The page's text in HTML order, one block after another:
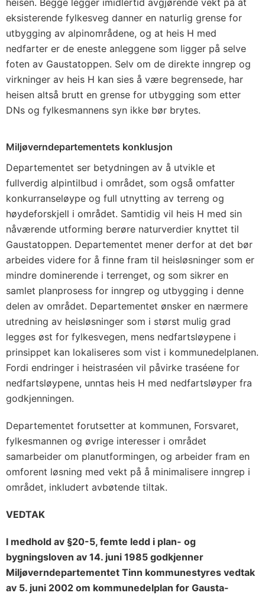
heisen. Begge legger imidlertid avgjørende vekt på at
eksisterende fylkesveg danner en naturlig grense for
utbygging av alpinområdene, og at heis H med
nedfarter er de eneste anleggene som ligger på selve
foten av Gaustatoppen. Selv om de direkte inngrep og
virkninger av heis H kan sies å være begrensede, har
heisen altså brutt en grense for utbygging som etter
DNs og fylkesmannens syn ikke bør brytes.
Miljøverndepartementets konklusjon
Departementet ser betydningen av å utvikle et
fullverdig alpintilbud i området, som også omfatter
konkurranseløype og full utnytting av terreng og
høydeforskjell i området. Samtidig vil heis H med sin
nåværende utforming berøre naturverdier knyttet til
Gaustatoppen. Departementet mener derfor at det bør
arbeides videre for å finne fram til heisløsninger som er
mindre dominerende i terrenget, og som sikrer en
samlet planprosess for inngrep og utbygging i denne
delen av området. Departementet ønsker en nærmere
utredning av heisløsninger som i størst mulig grad
legges øst for fylkesvegen, mens nedfartsløypene i
prinsippet kan lokaliseres som vist i kommunedelplanen.
Fordi endringer i heistraséen vil påvirke traséene for
nedfartsløypene, unntas heis H med nedfartsløyper fra
godkjenningen.
Departementet forutsetter at kommunen, Forsvaret,
fylkesmannen og øvrige interesser i området
samarbeider om planutformingen, og arbeider fram en
omforent løsning med vekt på å minimalisere inngrep i
området, inkludert avbøtende tiltak.
VEDTAK
I medhold av §20-5, femte ledd i plan- og
bygningsloven av 14. juni 1985 godkjenner
Miljøverndepartementet Tinn kommunestyres vedtak
av 5. juni 2002 om kommunedelplan for Gausta-